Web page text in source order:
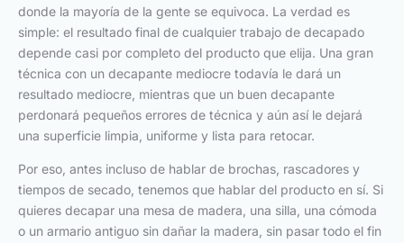
donde la mayoría de la gente se equivoca. La verdad es
simple: el resultado final de cualquier trabajo de decapado
depende casi por completo del producto que elija. Una gran
técnica con un decapante mediocre todavía le dará un
resultado mediocre, mientras que un buen decapante
perdonará pequeños errores de técnica y aún así le dejará
una superficie limpia, uniforme y lista para retocar.
Por eso, antes incluso de hablar de brochas, rascadores y
tiempos de secado, tenemos que hablar del producto en sí. Si
quieres decapar una mesa de madera, una silla, una cómoda
o un armario antiguo sin dañar la madera, sin pasar todo el fin